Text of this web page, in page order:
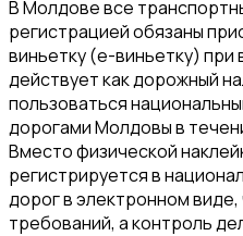
В Молдове все
регистрацией обязаны
виньетку (e-виньетку) при
действует как дорожный
пользоваться
дорогами Молдовы в
Вместо физической
регистрируется в
дорог в электронном
требований, а контроль